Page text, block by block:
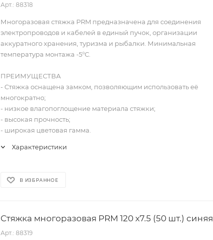
Арт.: 88318
Многоразовая стяжка PRM предназначена для соединения
электропроводов и кабелей в единый пучок, организации
аккуратного хранения, туризма и рыбалки. Минимальная
температура монтажа -5°С.
ПРЕИМУЩЕСТВА
- Стяжка оснащена замком, позволяющим использовать её
многократно;
- низкое влагопоглощение материала стяжки;
- высокая прочность;
- широкая цветовая гамма.
Характеристики
В ИЗБРАННОЕ
Стяжка многоразовая PRM 120 x7.5 (50 шт.) синяя
Арт.: 88319